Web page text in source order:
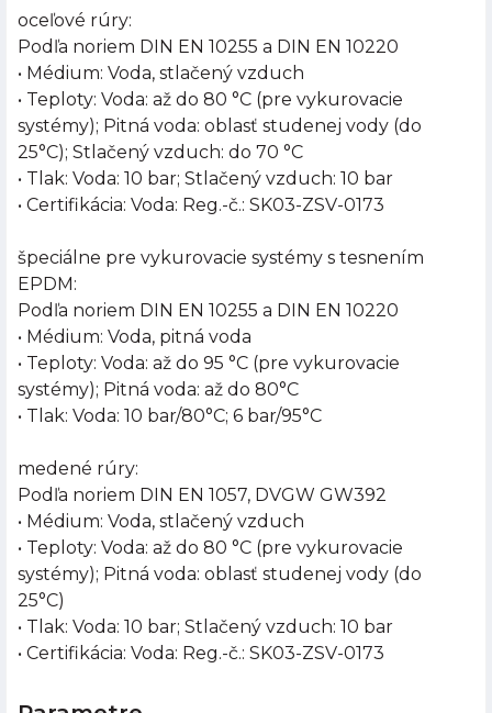
oceľové rúry:
Podľa noriem DIN EN 10255 a DIN EN 10220
• Médium: Voda, stlačený vzduch
• Teploty: Voda: až do 80 °C (pre vykurovacie
systémy); Pitná voda: oblasť studenej vody (do
25°C); Stlačený vzduch: do 70 °C
• Tlak: Voda: 10 bar; Stlačený vzduch: 10 bar
• Certifikácia: Voda: Reg.-č.: SK03-ZSV-0173
špeciálne pre vykurovacie systémy s tesnením
EPDM:
Podľa noriem DIN EN 10255 a DIN EN 10220
• Médium: Voda, pitná voda
• Teploty: Voda: až do 95 °C (pre vykurovacie
systémy); Pitná voda: až do 80°C
• Tlak: Voda: 10 bar/80°C; 6 bar/95°C
medené rúry:
Podľa noriem DIN EN 1057, DVGW GW392
• Médium: Voda, stlačený vzduch
• Teploty: Voda: až do 80 °C (pre vykurovacie
systémy); Pitná voda: oblasť studenej vody (do
25°C)
• Tlak: Voda: 10 bar; Stlačený vzduch: 10 bar
• Certifikácia: Voda: Reg.-č.: SK03-ZSV-0173